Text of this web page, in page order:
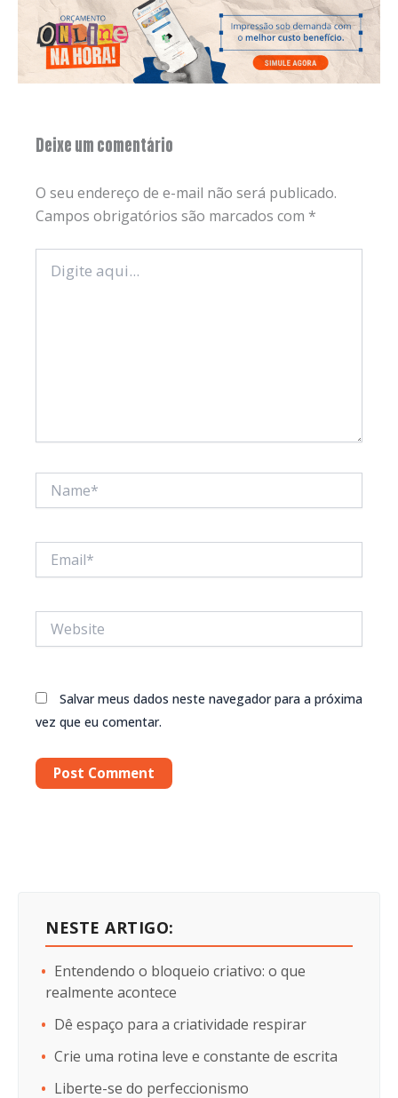
Deixe um comentário
O seu endereço de e-mail não será publicado.
Campos obrigatórios são marcados com *
aqui...
Salvar meus dados neste navegador para a próxima
vez que eu comentar.
NESTE ARTIGO:
Entendendo o bloqueio criativo: o que
realmente acontece
Dê espaço para a criatividade respirar
Crie uma rotina leve e constante de escrita
Liberte-se do perfeccionismo